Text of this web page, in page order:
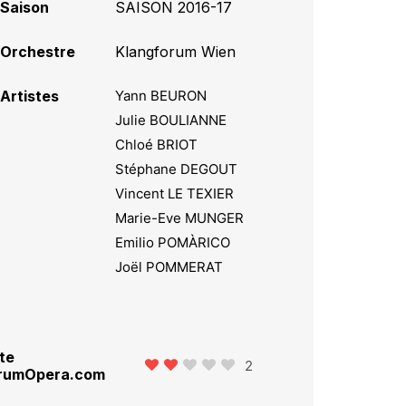
Saison SAISON 2016-17
Orchestre Klangforum Wien
Artistes
Yann BEURON
Julie BOULIANNE
Chloé BRIOT
Stéphane DEGOUT
Vincent LE TEXIER
Marie-Eve MUNGER
Emilio POMÀRICO
Joël POMMERAT
2